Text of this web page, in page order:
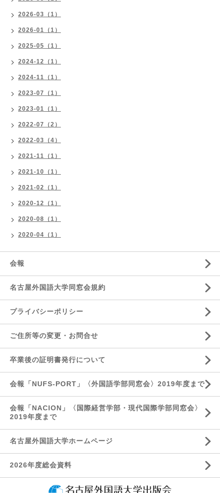
2026-03（1）
2026-01（1）
2025-05（1）
2024-12（1）
2024-11（1）
2023-07（1）
2023-01（1）
2022-07（2）
2022-03（4）
2021-11（1）
2021-10（1）
2021-02（1）
2020-12（1）
2020-08（1）
2020-04（1）
会報
名古屋外国語大学同窓会規約
プライバシーポリシー
ご住所等の変更・お問合せ
卒業後の証明書発行について
会報「NUFS-PORT」〈外国語学部同窓会〉2019年度まで
会報「NACION」〈国際経営学部・現代国際学部同窓会〉
2019年度まで
名古屋外国語大学ホームページ
2026年度総会資料